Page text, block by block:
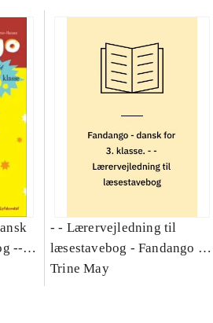
--
- - Lærervejledning til
læsestavebog - Fandango -
dansk for 3. klasse :
Trine May